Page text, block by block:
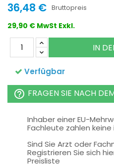
36,48 € Bruttopreis
29,90 € MwSt Exkl.
IN
Verfügbar
help_outline FRAGEN SIE NACH
Inhaber einer EU-
Fachleute zahlen
Sind Sie Arzt oder
Registrieren Sie sich
Preisliste